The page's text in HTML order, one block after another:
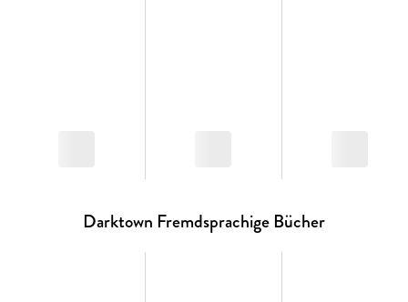
Darktown Fremdsprachige Bücher